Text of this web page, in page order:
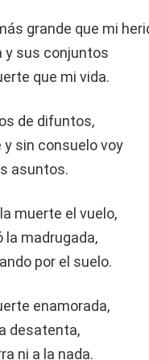
grande que mi
y sus conjuntos
que mi vida.
de difuntos,
y sin consuelo voy
asuntos.
muerte el vuelo,
la madrugada,
por el suelo.
enamorada,
desatenta,
ni a la nada.